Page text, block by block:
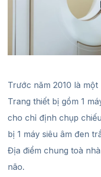
Trước năm 2010 là
Trang thiết bị gồm 1
cho chỉ định chụp
bị 1 máy siêu âm đen
Địa điểm chung toà
não.